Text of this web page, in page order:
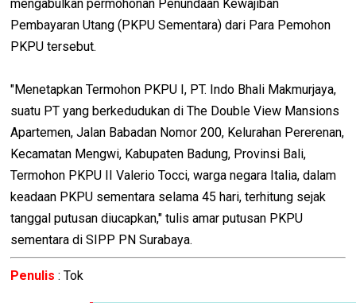
mengabulkan permohonan Penundaan Kewajiban
Pembayaran Utang (PKPU Sementara) dari Para Pemohon
PKPU tersebut.
"Menetapkan Termohon PKPU I, PT. Indo Bhali Makmurjaya,
suatu PT yang berkedudukan di The Double View Mansions
Apartemen, Jalan Babadan Nomor 200, Kelurahan Pererenan,
Kecamatan Mengwi, Kabupaten Badung, Provinsi Bali,
Termohon PKPU II Valerio Tocci, warga negara Italia, dalam
keadaan PKPU sementara selama 45 hari, terhitung sejak
tanggal putusan diucapkan," tulis amar putusan PKPU
sementara di SIPP PN Surabaya.
Penulis : Tok